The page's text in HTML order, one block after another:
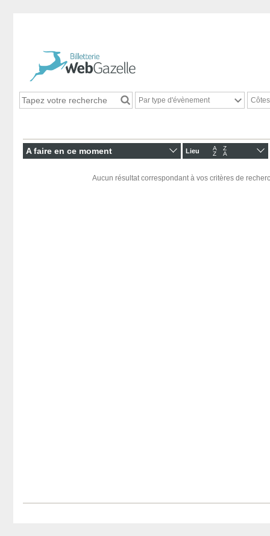
Par type d'évènement
A faire en ce moment A
Z
Z
A
Lieu
Aucun résultat correspondant à vos critères de